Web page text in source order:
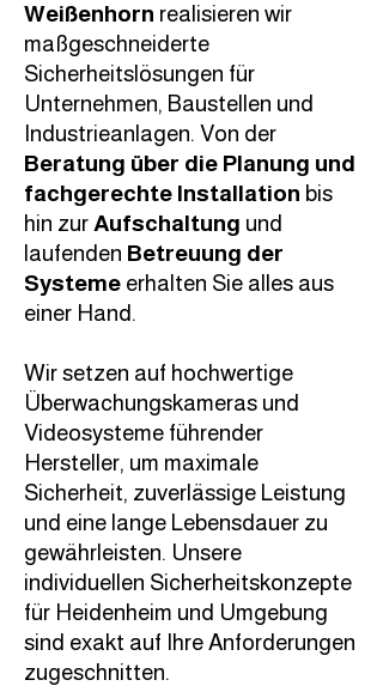
Weißenhorn realisieren wir
maßgeschneiderte
Sicherheitslösungen für
Unternehmen, Baustellen und
Industrieanlagen. Von der
Beratung über die Planung und
fachgerechte Installation bis
hin zur Aufschaltung und
laufenden Betreuung der
Systeme erhalten Sie alles aus
einer Hand.
Wir setzen auf hochwertige
Überwachungskameras und
Videosysteme führender
Hersteller, um maximale
Sicherheit, zuverlässige Leistung
und eine lange Lebensdauer zu
gewährleisten. Unsere
individuellen Sicherheitskonzepte
für Heidenheim und Umgebung
sind exakt auf Ihre Anforderungen
zugeschnitten.